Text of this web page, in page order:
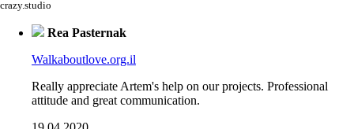
crazy.studio
Rea Pasternak
Walkaboutlove.org.il
Really appreciate Artem's help on our projects. Professional
attitude and great communication.